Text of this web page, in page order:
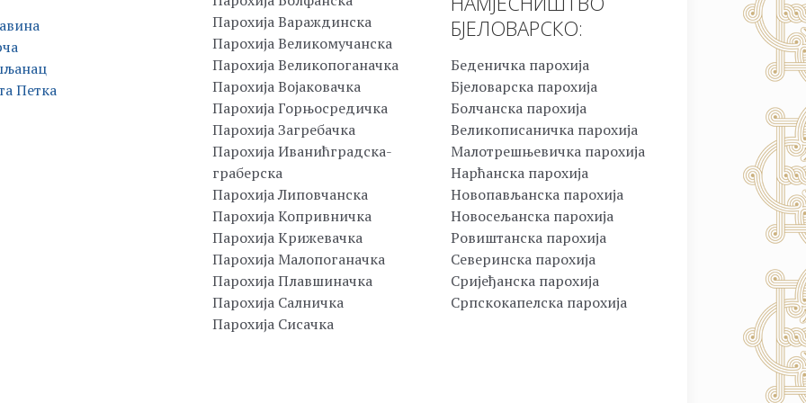
Петка
Парохија Вараждинска
Парохија Великомучанска
Парохија Великопоганачка
Парохија Војаковачка
Парохија Горњосредичка
Парохија Загребачка
Парохија Иванићградска-
граберска
Парохија Липовчанска
Парохија Копривничка
Парохија Крижевачка
Парохија Малопоганачка
Парохија Плавшиначка
Парохија Салничка
Парохија Сисачка
БЈЕЛОВАРСКО:
Беденичка парохија
Бјеловарска парохија
Болчанска парохија
Великописаничка парохија
Малотрешњевичка парохија
Нарћанска парохија
Новопављанска парохија
Новосељанска парохија
Ровиштанска парохија
Северинска парохија
Сријеђанска парохија
Српскокапелска парохија